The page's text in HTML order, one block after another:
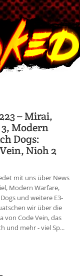
– Mirai,
3, Modern
Dogs:
Nioh 2
mit uns über News
Modern Warfare,
und weitere E3-
wir über die
von Code Vein, das
und mehr - viel Sp...